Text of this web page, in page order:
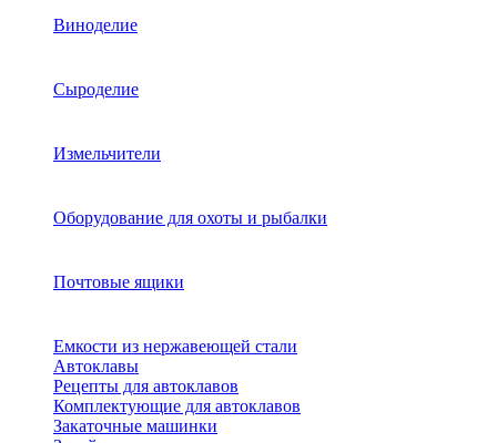
Виноделие
Сыроделие
Измельчители
Оборудование для охоты и рыбалки
Почтовые ящики
Емкости из нержавеющей стали
Автоклавы
Рецепты для автоклавов
Комплектующие для автоклавов
Закаточные машинки